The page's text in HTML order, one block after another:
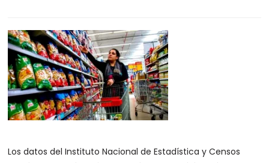
Los datos del Instituto Nacional de Estadística y Censos